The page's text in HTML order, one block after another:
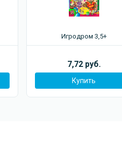
Игродром 3,5+
7,72 руб.
Купить